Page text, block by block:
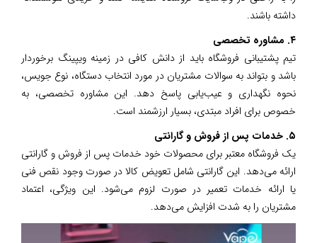
داشته باشند.
۴. مشاوره تخصصی
تیم پشتیبانی فروشگاه باید از دانش کافی در زمینه ویپینگ برخوردار
باشد و بتواند به سوالات مشتریان در مورد انتخاب دستگاه، نوع جویس،
نحوه نگهداری و عیب‌یابی پاسخ دهد. این مشاوره تخصصی، به
خصوص برای افراد مبتدی، بسیار ارزشمند است.
۵. خدمات پس از فروش و گارانتی
یک فروشگاه معتبر برای محصولات خود خدمات پس از فروش و گارانتی
ارائه می‌دهد. این گارانتی شامل تعویض کالا در صورت وجود نقص فنی
یا ارائه خدمات تعمیر در صورت لزوم می‌شود. این ویژگی، اعتماد
مشتریان را به شدت افزایش می‌دهد.